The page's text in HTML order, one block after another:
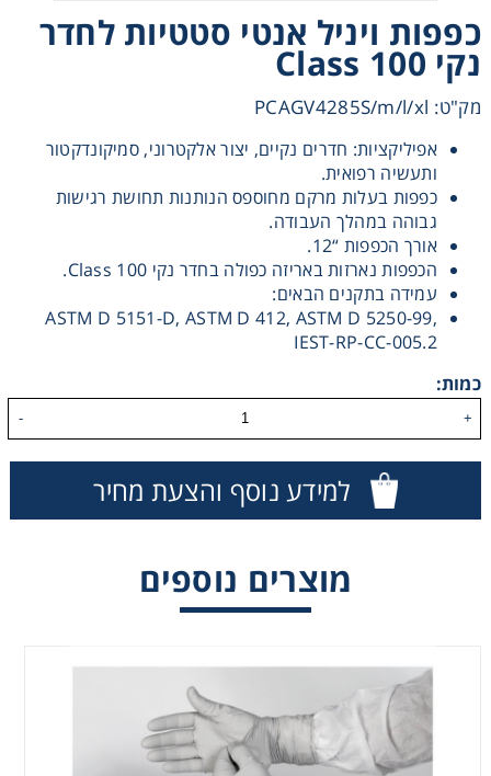
כפפות ויניל אנטי סטטיות לחדר
נקי Class 100
מק"ט: PCAGV4285S/m/l/xl
אפיליקציות: חדרים נקיים, יצור אלקטרוני, סמיקונדקטור
ותעשיה רפואית.
כפפות בעלות מרקם מחוספס הנותנות תחושת רגישות
גבוהה במהלך העבודה.
אורך הכפפות “12.
הכפפות נארזות באריזה כפולה בחדר נקי Class 100.
עמידה בתקנים הבאים:
ASTM D 5151-D, ASTM D 412, ASTM D 5250-99,
IEST-RP-CC-005.2
כמות:
+
-
למידע נוסף והצעת מחיר
מוצרים נוספים
Microscopy
Pumps
Sample Preparation
Shaking & Stirring
Storage
Thermometry
Washing
Chromatography
Lab Essentials
Liquid Handling
Plasticware